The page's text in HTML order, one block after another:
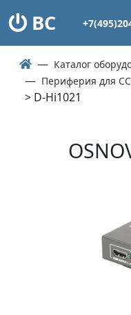
ВС
Каталог
Периферия для
> D-Hi1021